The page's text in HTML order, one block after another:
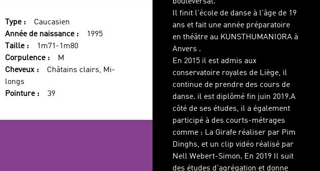
Il finit l'école de danse à l'âge de 19
ans et fait une année préparatoire
en théâtre au KUNSTHUMANIORA à
Anvers .
En 2015 il est admis aux
conservatoire royales de Liège, il
continue de prendre des cours de
danse. il est diplômé fin juin 2019.A
côté de ses études, il a également
participé à des courts-métrages
comme : La Girafe réaliser par Pim
Dinghs, et un clip vidéo réalisé par
Nell Webert-Simon. En 2019 Il suit
des études d'agrégation et donne
Type :
Caucasien
Année de naissance :
1995
Taille :
1m71-1m80
Corpulence :
M
Cheveux :
Châtains clairs, Mi-
longs
Pointure :
39